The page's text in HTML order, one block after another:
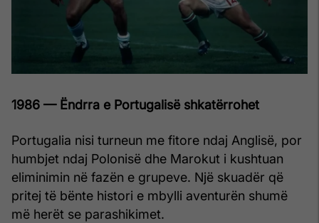
1986 — Ëndrra e Portugalisë shkatërrohet
Portugalia nisi turneun me fitore ndaj Anglisë, por
humbjet ndaj Polonisë dhe Marokut i kushtuan
eliminimin në fazën e grupeve. Një skuadër që
pritej të bënte histori e mbylli aventurën shumë
më herët se parashikimet.